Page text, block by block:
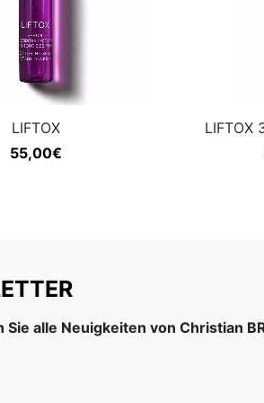
LIFTOX
55,00€
LIFTOX
alle Neuigkeiten von Christian